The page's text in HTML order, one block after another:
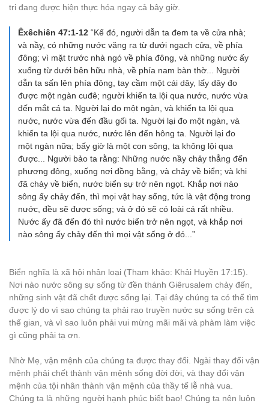
tri đang được hiện thực hóa ngay cả bây giờ.
Êxêchiên 47:1-12 “Kế đó, người dẫn ta đem ta về cửa nhà;
và nầy, có những nước văng ra từ dưới ngạch cửa, về phía
đông; vì mặt trước nhà ngó về phía đông, và những nước ấy
xuống từ dưới bên hữu nhà, về phía nam bàn thờ... Người
dẫn ta sấn lên phía đông, tay cầm một cái dây, lấy dây đo
được một ngàn cuđê; người khiến ta lội qua nước, nước vừa
đến mắt cá ta. Người lại đo một ngàn, và khiến ta lội qua
nước, nước vừa đến đầu gối ta. Người lại đo một ngàn, và
khiến ta lội qua nước, nước lên đến hông ta. Người lại đo
một ngàn nữa; bấy giờ là một con sông, ta không lội qua
được... Người bảo ta rằng: Những nước nầy chảy thẳng đến
phương đông, xuống nơi đồng bằng, và chảy về biển; và khi
đã chảy về biển, nước biển sự trở nên ngọt. Khắp nơi nào
sông ấy chảy đến, thì mọi vật hay sống, tức là vật động trong
nước, đều sẽ được sống; và ở đó sẽ có loài cá rất nhiều.
Nước ấy đã đến đó thì nước biển trở nên ngọt, và khắp nơi
nào sông ấy chảy đến thì mọi vật sống ở đó...”
Biển nghĩa là xã hội nhân loại (Tham khảo: Khải Huyền 17:15).
Nơi nào nước sông sự sống từ đền thánh Giêrusalem chảy đến,
những sinh vật đã chết được sống lại. Tại đây chúng ta có thể tìm
được lý do vì sao chúng ta phải rao truyền nước sự sống trên cả
thế gian, và vì sao luôn phải vui mừng mãi mãi và phàm làm việc
gì cũng phải tạ ơn.
Nhờ Mẹ, vận mệnh của chúng ta được thay đổi. Ngài thay đổi vận
mệnh phải chết thành vận mệnh sống đời đời, và thay đổi vận
mệnh của tội nhân thành vận mệnh của thầy tế lễ nhà vua.
Chúng ta là những người hạnh phúc biết bao! Chúng ta nên luôn